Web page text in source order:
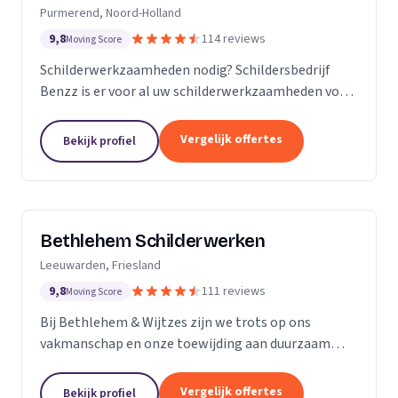
Purmerend, Noord-Holland
9,8Moving Score 114 reviews
Schilderwerkzaamheden nodig? Schildersbedrijf
Benzz is er voor al uw schilderwerkzaamheden voor
Bekijk profiel Vergelijk offertes
Bethlehem Schilderwerken
Leeuwarden, Friesland
9,8Moving Score 111 reviews
Bij Bethlehem & Wijtzes zijn we trots op ons
vakmanschap en onze toewijding aan duurzaam
professionals, is voortdurend in ontwikkeling en
Bekijk profiel Vergelijk offertes